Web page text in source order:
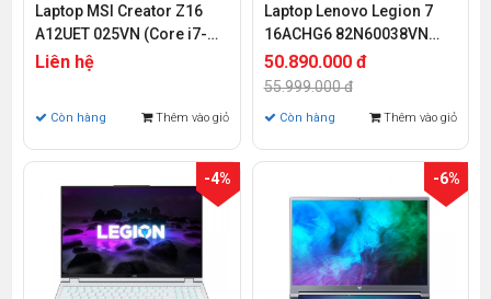
Laptop MSI Creator Z16
A12UET 025VN (Core i7-
12700H | 16GB | 1TB SSD |
Liên hệ
Còn hàng Thêm vào giỏ
Laptop Lenovo Legion 7
16ACHG6 82N60038VN
(Ryzen 7-5800H | 16GB |
1TB SSD | RTX 3060 6GB |
50.890.000 đ
55.999.000 đ
Còn hàng Thêm vào giỏ
-4% -6%